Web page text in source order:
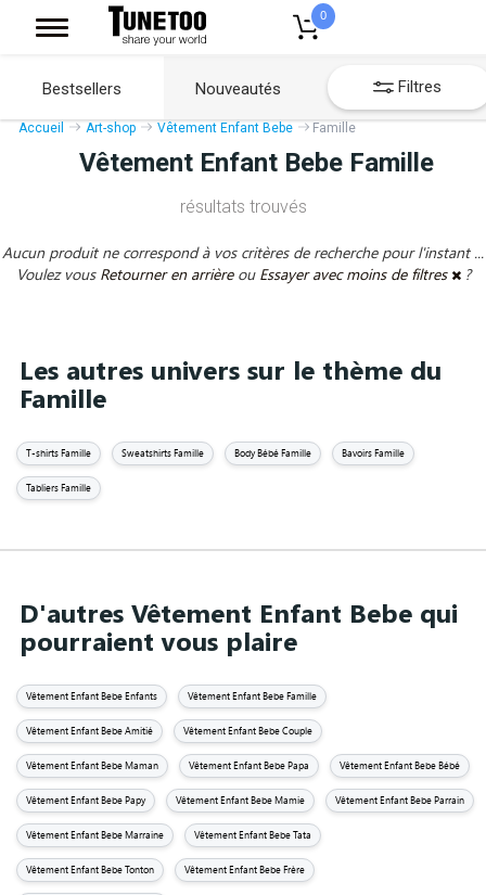
0
Bestsellers Nouveautés Filtres
Accueil Art-shop Vêtement Enfant Bebe Famille
Vêtement Enfant Bebe Famille
résultats trouvés
Aucun produit ne correspond à vos critères de recherche pour l'instant ...
Voulez vous Retourner en arrière ou Essayer avec moins de filtres ?
Les autres univers sur le thème du
Famille
T-shirts Famille Sweatshirts Famille Body Bébé Famille Bavoirs Famille
Tabliers Famille
D'autres Vêtement Enfant Bebe qui
pourraient vous plaire
Vêtement Enfant Bebe Enfants Vêtement Enfant Bebe Famille
Vêtement Enfant Bebe Amitié Vêtement Enfant Bebe Couple
Vêtement Enfant Bebe Maman Vêtement Enfant Bebe Papa Vêtement Enfant Bebe Bébé
Vêtement Enfant Bebe Papy Vêtement Enfant Bebe Mamie Vêtement Enfant Bebe Parrain
Vêtement Enfant Bebe Marraine Vêtement Enfant Bebe Tata
Vêtement Enfant Bebe Tonton Vêtement Enfant Bebe Frère